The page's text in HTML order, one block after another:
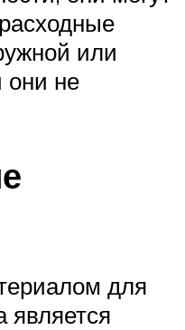
или
они не
для
является